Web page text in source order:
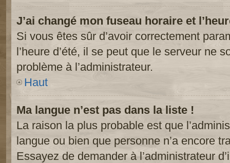
J’ai changé mon fuseau horaire et
Si vous êtes sûr d’avoir correctement
l’heure d’été, il se peut que le serveur ne
problème à l’administrateur.
Haut
Ma langue n’est pas dans la liste !
La raison la plus probable est que
langue ou bien que personne n’a encore
Essayez de demander à l’administrateur